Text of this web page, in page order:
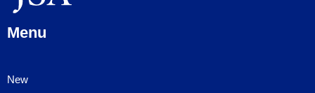
Menu
New